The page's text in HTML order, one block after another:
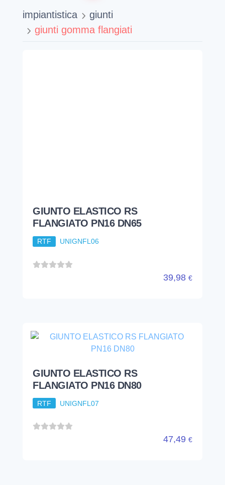
impiantistica
giunti
giunti gomma flangiati
GIUNTO ELASTICO RS
FLANGIATO PN16 DN65
RTF UNIGNFL06
39,98 €
GIUNTO ELASTICO RS
FLANGIATO PN16 DN80
RTF UNIGNFL07
47,49 €